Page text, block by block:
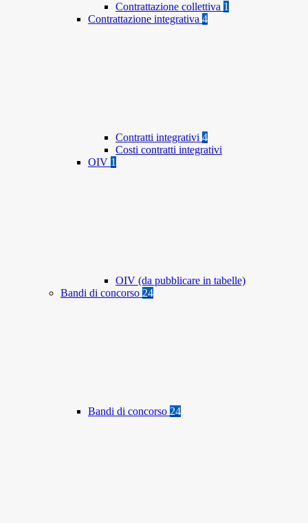
Contrattazione collettiva 1
Contrattazione integrativa 4
Contratti integrativi 4
Costi contratti integrativi
OIV 1
OIV (da pubblicare in tabelle)
Bandi di concorso 24
Bandi di concorso 24